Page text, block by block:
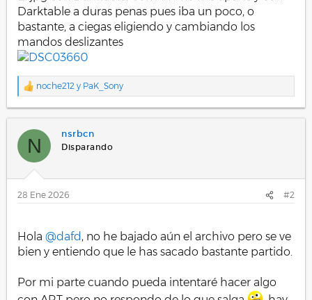
Darktable a duras penas pues iba un poco, o
bastante, a ciegas eligiendo y cambiando los
mandos deslizantes
R
a
c
o
e
s
:
noche212 y PaK_Sony
N
nsrbcn
Disparando
28 Ene 2026 #2
Hola @dafd, no he bajado aún el archivo pero se ve
bien y entiendo que le has sacado bastante partido.
Por mi parte cuando pueda intentaré hacer algo